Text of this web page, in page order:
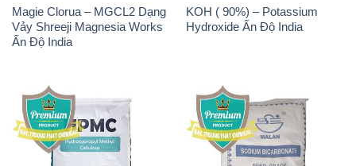
Magie Clorua – MGCL2 Dạng
Vảy Shreeji Magnesia Works
Ấn Độ India
KOH ( 90%) – Potassium
Hydroxide Ấn Độ India